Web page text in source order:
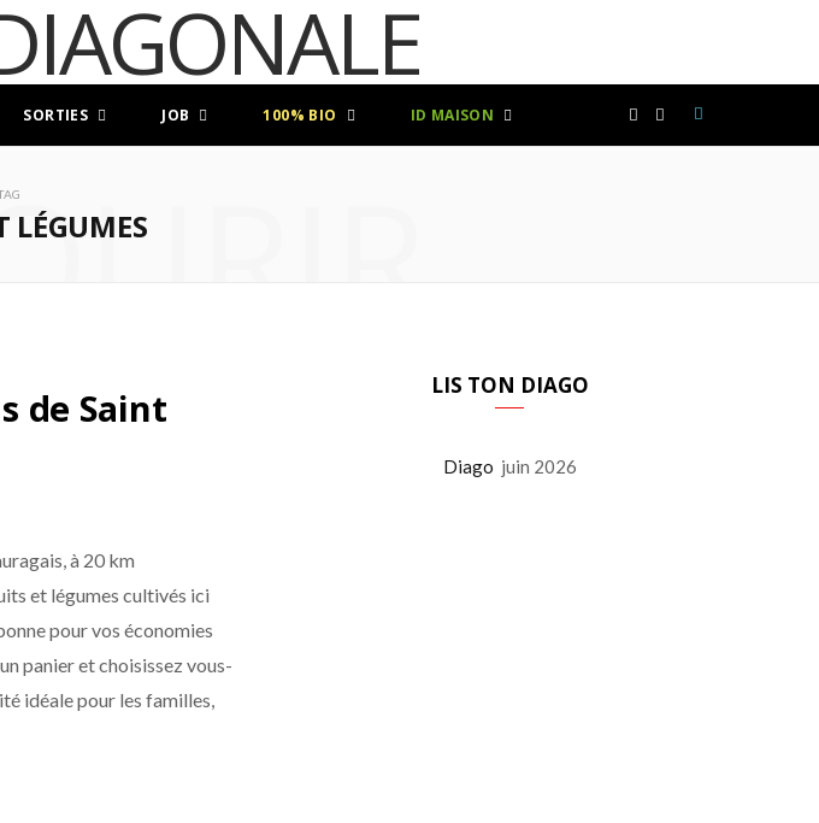
SORTIES JOB 100% BIO ID MAISON
LÉGUMES
de Saint
à 20 km
et légumes cultivés ici
pour vos économies
panier et choisissez vous-
idéale pour les familles,
LIS TON DIAGO
Diago juin 2026